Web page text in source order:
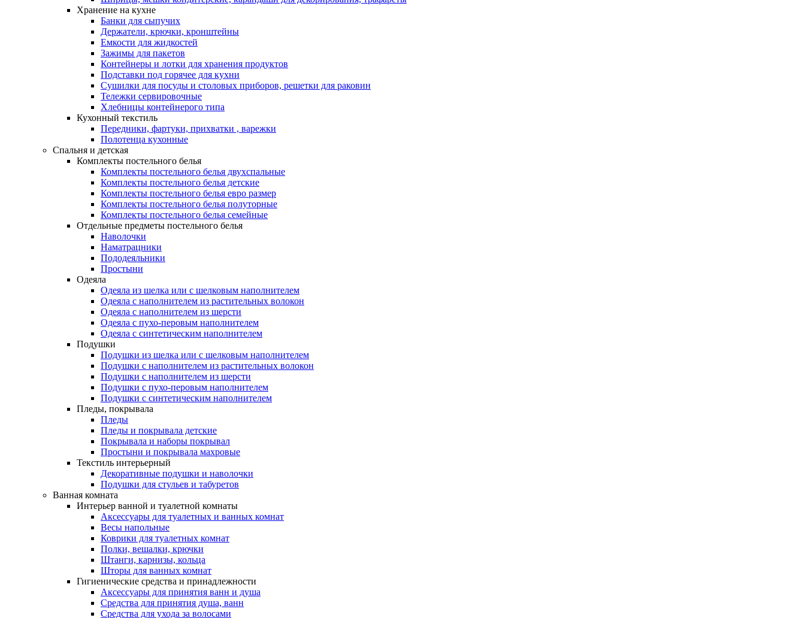
Хранение на кухне
Банки для сыпучих
Держатели, крючки, кронштейны
Емкости для жидкостей
Зажимы для пакетов
Контейнеры и лотки для хранения продуктов
Подставки под горячее для кухни
Сушилки для посуды и столовых приборов, решетки для раковин
Тележки сервировочные
Хлебницы контейнерого типа
Кухонный текстиль
Передники, фартуки, прихватки , варежки
Полотенца кухонные
Спальня и детская
Комплекты постельного белья
Комплекты постельного белья двухспальные
Комплекты постельного белья детские
Комплекты постельного белья евро размер
Комплекты постельного белья полуторные
Комплекты постельного белья семейные
Отдельные предметы постельного белья
Наволочки
Наматрацники
Пододеяльники
Простыни
Одеяла
Одеяла из шелка или с шелковым наполнителем
Одеяла с наполнителем из растительных волокон
Одеяла с наполнителем из шерсти
Одеяла с пухо-перовым наполнителем
Одеяла с синтетическим наполнителем
Подушки
Подушки из шелка или с шелковым наполнителем
Подушки с наполнителем из растительных волокон
Подушки с наполнителем из шерсти
Подушки с пухо-перовым наполнителем
Подушки с синтетическим наполнителем
Пледы, покрывала
Пледы
Пледы и покрывала детские
Покрывала и наборы покрывал
Простыни и покрывала махровые
Текстиль интерьерный
Декоративные подушки и наволочки
Подушки для стульев и табуретов
Ванная комната
Интерьер ванной и туалетной комнаты
Аксессуары для туалетных и ванных комнат
Весы напольные
Коврики для туалетных комнат
Полки, вешалки, крючки
Штанги, карнизы, кольца
Шторы для ванных комнат
Гигиенические средства и принадлежности
Аксессуары для принятия ванн и душа
Средства для принятия душа, ванн
Средства для ухода за волосами